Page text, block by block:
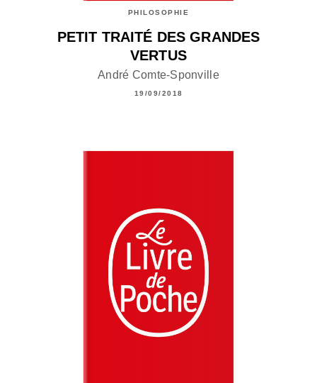
PHILOSOPHIE
PETIT TRAITÉ DES GRANDES
VERTUS
André Comte-Sponville
19/09/2018